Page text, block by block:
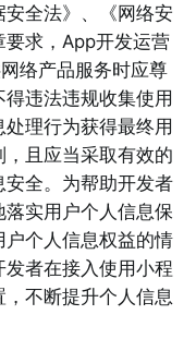
全法》、《网络安
求，App开发运营
络产品服务时应尊
违法违规收集使用
理行为获得最终用
且应当采取有效的
全。为帮助开发者
实用户个人信息保
个人信息权益的情
者在接入使用小程
不断提升个人信息